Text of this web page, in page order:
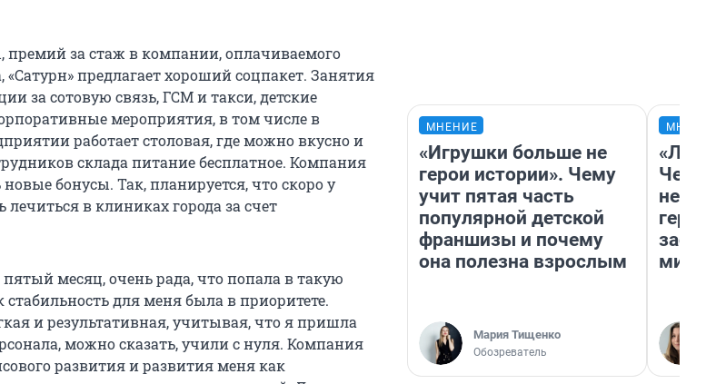
за стаж в компании, оплачиваемого
«Сатурн» предлагает хороший соцпакет. Занятия
за сотовую связь, ГСМ и такси, детские
мероприятия, в том числе в
работает столовая, где можно вкусно и
склада питание бесплатное. Компания
бонусы. Так, планируется, что скоро у
в клиниках города за счет
месяц, очень рада, что попала в такую
для меня была в приоритете.
и результативная, учитывая, что я пришла
можно сказать, учили с нуля. Компания
развития и развития меня как
МНЕНИЕ
«Игрушки больше не
герои истории». Чему
учит пятая часть
популярной детской
франшизы и почему
она полезна взрослым
Мария Тищенко
Обозреватель
Чем
герои